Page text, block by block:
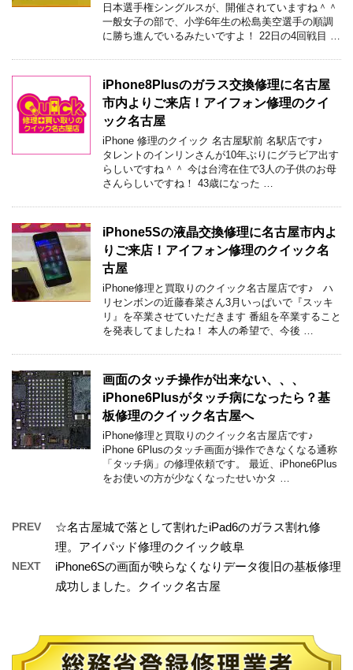
日本選手権シングルスが、開催されていますね＾＾
一般女子の部で、小学6年生の松島美空選手の順調
に勝ち進んでいるみたいですよ！ 22日の4回戦目 …
iPhone8Plusのガラス交換修理に名古屋
市内よりご来店！アイフォン修理のクイ
ック名古屋
iPhone 修理のクイック 名古屋駅前 名駅店です♪
タレントのインリンさんが10年ぶりにグラビア出す
らしいですね＾＾ 今は台湾在住で3人の子供のお母
さんらしいですね！ 43歳になった …
iPhone5Sの液晶交換修理に名古屋市内よ
りご来店！アイフォン修理のクイック名
古屋
iPhone修理と買取りのクイック名古屋店です♪ ハ
リセンボンの近藤春菜さん3月いっぱいで『スッキ
リ』を卒業させていただきます 番組を卒業すること
を発表してましたね！ 本人の希望で、今後 …
画面のタッチ操作が出来ない、、、
iPhone6Plusがタッチ病になったら？基
板修理のクイック名古屋へ
iPhone修理と買取りのクイック名古屋店です♪
iPhone 6Plusのタッチ画面が操作できなくなる通称
「タッチ病」の修理依頼です。 最近、iPhone6Plus
をお使いの方が少なくなったせいかタ …
PREV
☆名古屋城で落として割れたiPad6のガラス割れ修
理。アイパッド修理のクイック岐阜
NEXT
iPhone6Sの画面が映らなくなりデータ復旧の基板修理
成功しました。クイック名古屋